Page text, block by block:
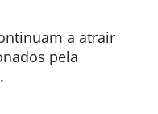
a atrair
pela